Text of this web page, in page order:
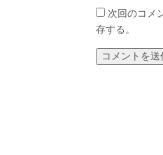
次回のコメ
存する。